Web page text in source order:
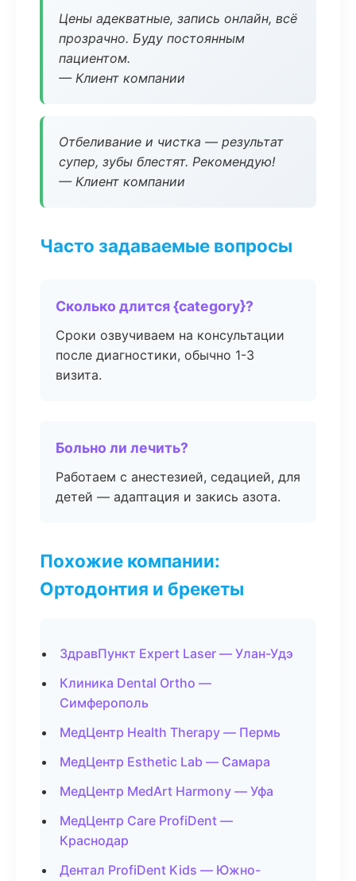
Цены адекватные, запись онлайн, всё
прозрачно. Буду постоянным
пациентом.
— Клиент компании
Отбеливание и чистка — результат
супер, зубы блестят. Рекомендую!
— Клиент компании
Часто задаваемые вопросы
Сколько длится {category}?
Сроки озвучиваем на консультации
после диагностики, обычно 1-3
визита.
Больно ли лечить?
Работаем с анестезией, седацией, для
детей — адаптация и закись азота.
Похожие компании:
Ортодонтия и брекеты
ЗдравПункт Expert Laser — Улан-Удэ
Клиника Dental Ortho —
Симферополь
МедЦентр Health Therapy — Пермь
МедЦентр Esthetic Lab — Самара
МедЦентр MedArt Harmony — Уфа
МедЦентр Care ProfiDent —
Краснодар
Дентал ProfiDent Kids — Южно-